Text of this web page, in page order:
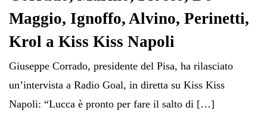
Maggio, Ignoffo, Alvino, Perinetti,
Krol a Kiss Kiss Napoli
Giuseppe Corrado, presidente del Pisa, ha rilasciato
un’intervista a Radio Goal, in diretta su Kiss Kiss
Napoli: “Lucca è pronto per fare il salto di […]